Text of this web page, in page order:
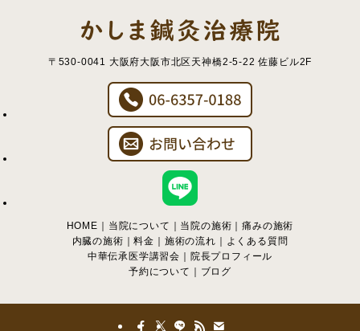
〒530-0041 大阪府大阪市北区天神橋2-5-22 佐藤ビル2F
HOME ｜ 当院について ｜ 当院の施術 ｜痛みの施術
内臓の施術 ｜料金 ｜ 施術の流れ ｜ よくある質問
中華伝承医学講習会 ｜ 院長プロフィール
予約について ｜ ブログ